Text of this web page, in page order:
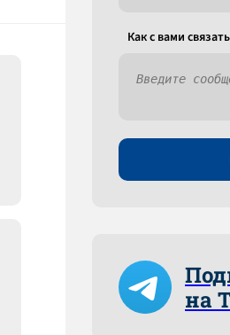
Как c вами
на